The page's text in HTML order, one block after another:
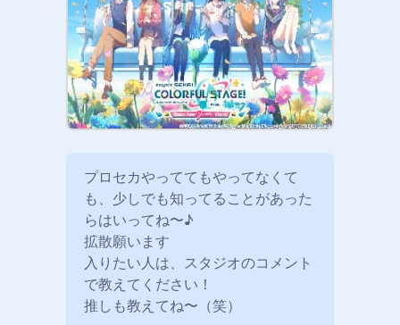
プロセカやっててもやってなくて
も、少しでも知ってることがあった
らはいってね〜♪
拡散願います
入りたい人は、スタジオのコメント
で教えてください！
推しも教えてね〜（笑）